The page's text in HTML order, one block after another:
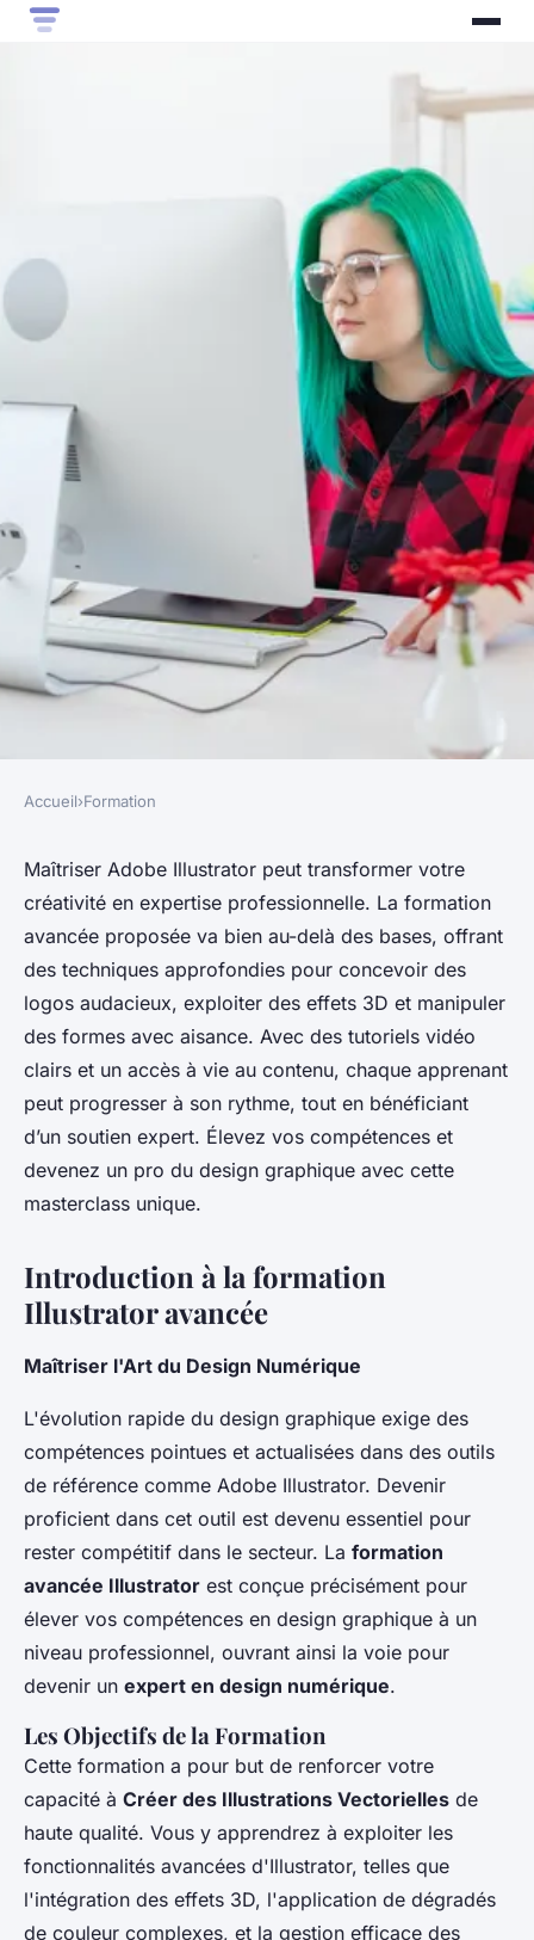
Devenez un pro avec la
formation illustrator avancée
Baptiste•4 décembre 2024•6 min de lecture
Accueil›Formation
Maîtriser Adobe Illustrator peut transformer votre
créativité en expertise professionnelle. La formation
avancée proposée va bien au-delà des bases, offrant
des techniques approfondies pour concevoir des
logos audacieux, exploiter des effets 3D et manipuler
des formes avec aisance. Avec des tutoriels vidéo
clairs et un accès à vie au contenu, chaque apprenant
peut progresser à son rythme, tout en bénéficiant
d’un soutien expert. Élevez vos compétences et
devenez un pro du design graphique avec cette
masterclass unique.
Introduction à la formation
Illustrator avancée
Maîtriser l'Art du Design Numérique
L'évolution rapide du design graphique exige des
compétences pointues et actualisées dans des outils
de référence comme Adobe Illustrator. Devenir
proficient dans cet outil est devenu essentiel pour
rester compétitif dans le secteur. La formation
avancée Illustrator est conçue précisément pour
élever vos compétences en design graphique à un
niveau professionnel, ouvrant ainsi la voie pour
devenir un expert en design numérique.
Les Objectifs de la Formation
Cette formation a pour but de renforcer votre
capacité à Créer des Illustrations Vectorielles de
haute qualité. Vous y apprendrez à exploiter les
fonctionnalités avancées d'Illustrator, telles que
l'intégration des effets 3D, l'application de dégradés
de couleur complexes, et la gestion efficace des